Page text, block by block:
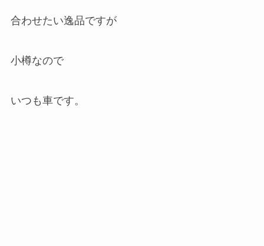
合わせたい逸品ですが
小樽なので
いつも車です。